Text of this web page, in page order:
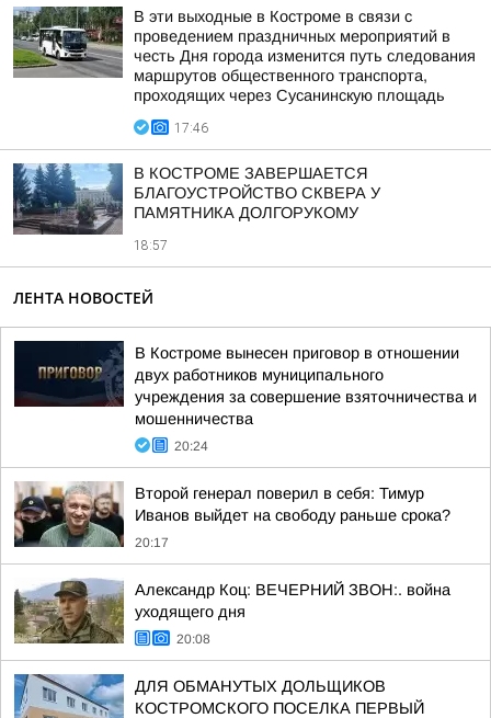
В эти выходные в Костроме в связи с
проведением праздничных мероприятий в
честь Дня города изменится путь следования
маршрутов общественного транспорта,
проходящих через Сусанинскую площадь
17:46
В КОСТРОМЕ ЗАВЕРШАЕТСЯ
БЛАГОУСТРОЙСТВО СКВЕРА У
ПАМЯТНИКА ДОЛГОРУКОМУ
18:57
ЛЕНТА НОВОСТЕЙ
В Костроме вынесен приговор в отношении
двух работников муниципального
учреждения за совершение взяточничества и
мошенничества
20:24
Второй генерал поверил в себя: Тимур
Иванов выйдет на свободу раньше срока?
20:17
Александр Коц: ВЕЧЕРНИЙ ЗВОН:. война
уходящего дня
20:08
ДЛЯ ОБМАНУТЫХ ДОЛЬЩИКОВ
КОСТРОМСКОГО ПОСЕЛКА ПЕРВЫЙ